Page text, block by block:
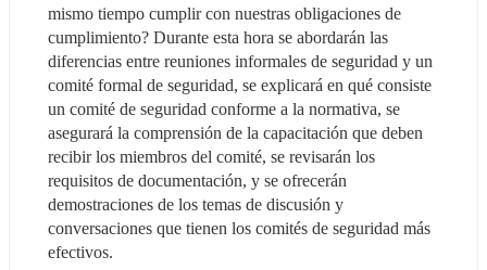
mismo tiempo cumplir con nuestras obligaciones de
cumplimiento? Durante esta hora se abordarán las
diferencias entre reuniones informales de seguridad y un
comité formal de seguridad, se explicará en qué consiste
un comité de seguridad conforme a la normativa, se
asegurará la comprensión de la capacitación que deben
recibir los miembros del comité, se revisarán los
requisitos de documentación, y se ofrecerán
demostraciones de los temas de discusión y
conversaciones que tienen los comités de seguridad más
efectivos.